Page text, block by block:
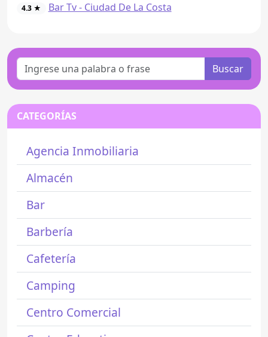
4.3 ★ Bar Tv - Ciudad De La Costa
Buscar
CATEGORÍAS
Agencia Inmobiliaria
Almacén
Bar
Barbería
Cafetería
Camping
Centro Comercial